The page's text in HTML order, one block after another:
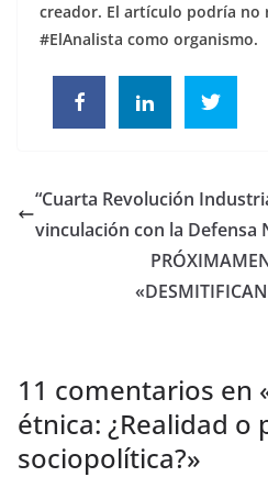
creador. El artículo podría no
#ElAnalista como organismo.
“Cuarta Revolución
vinculación con la Defensa
11 comentarios en
étnica: ¿Realidad o
sociopolítica?»